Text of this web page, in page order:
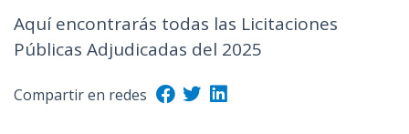
Aquí encontrarás todas las Licitaciones
Públicas Adjudicadas del 2025
Compartir en redes